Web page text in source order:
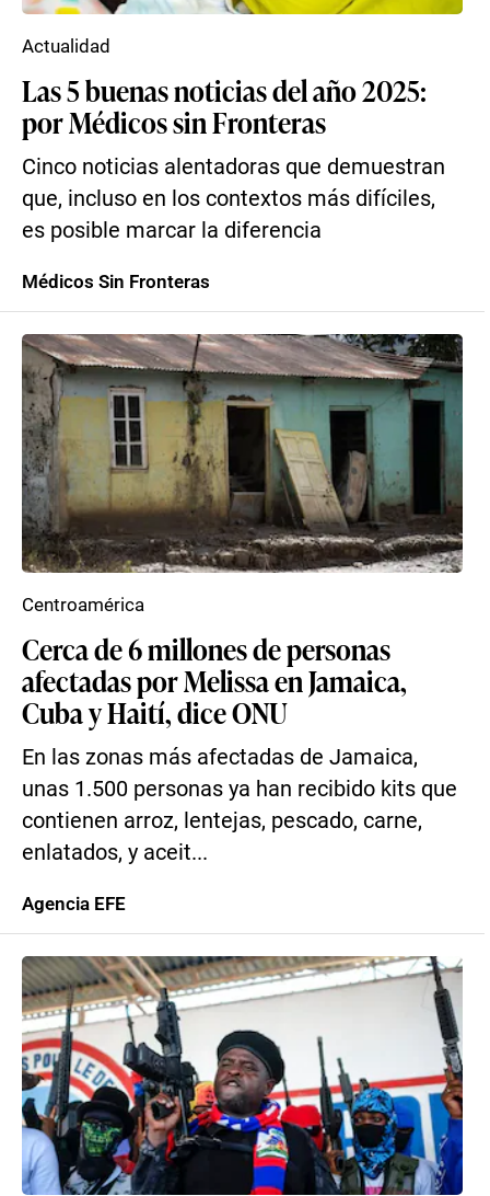
Las 5 buenas noticias del año 2025:
por Médicos sin Fronteras
Cinco noticias alentadoras que demuestran
que, incluso en los contextos más difíciles,
es posible marcar la diferencia
Actualidad
Médicos Sin Fronteras
Cerca de 6 millones de personas
afectadas por Melissa en Jamaica,
Cuba y Haití, dice ONU
En las zonas más afectadas de Jamaica,
unas 1.500 personas ya han recibido kits que
contienen arroz, lentejas, pescado, carne,
enlatados, y aceit...
Centroamérica
Agencia EFE